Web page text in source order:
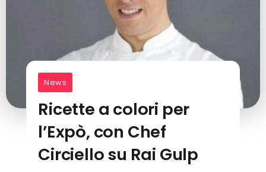
News
Ricette a colori per
l’Expò, con Chef
Circiello su Rai Gulp